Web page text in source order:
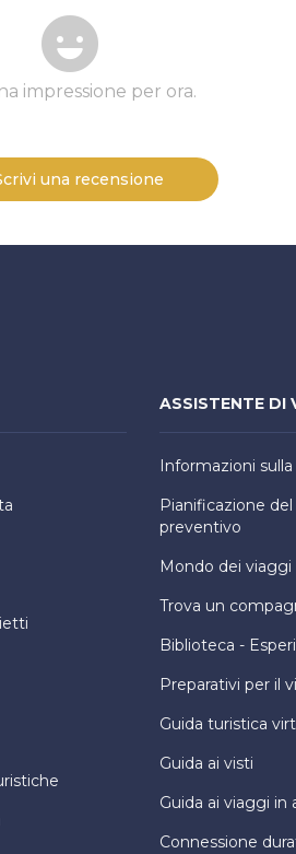
impressione per ora.
una recensione
ASSISTENTE DI
Informazioni
Pianificazione
preventivo
Mondo dei viaggi
Trova un
Biblioteca -
Preparativi per il
Guida turistica
Guida ai visti
Guida ai viaggi in
Connessione